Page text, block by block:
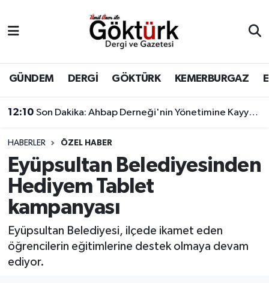
GÜNDEM DERGİ GÖKTÜRK KEMERBURGAZ
12:10 Son Dakika: Ahbap Derneği'nin Yönetimine Kayyum Atandı
HABERLER ÖZEL HABER
Eyüpsultan Belediyesinden
Hediyem Tablet
kampanyası
Eyüpsultan Belediyesi, ilçede ikamet eden
öğrencilerin eğitimlerine destek olmaya devam
ediyor.
BİLİM
DERGİ
DÜNYA
EĞİTİM
EKONOMİ
GÖKTÜRK
GÜNDEM
Eyüpsultan Hava Durumu
Eyüpsultan Trafik Yoğunluk Haritası
Süper Lig Puan Durumu ve Fikstür
Tüm Manşetler
Son Dakika Haberleri
Haber Arşivi